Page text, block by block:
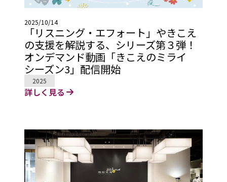
2025/10/14
「リスニング・エフォート」やきこえ
の支援を解説する、シリーズ第３弾！
オンデマンド動画「きこえのミライ
シーズン3」配信開始
2025
詳しく見る